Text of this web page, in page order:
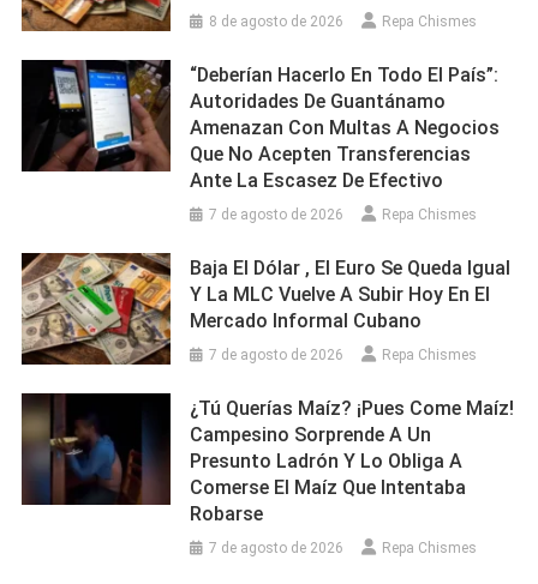
8 de agosto de 2026 Repa Chismes
“Deberían Hacerlo En Todo El País”:
Autoridades De Guantánamo
Amenazan Con Multas A Negocios
Que No Acepten Transferencias
Ante La Escasez De Efectivo
7 de agosto de 2026 Repa Chismes
Baja El Dólar , El Euro Se Queda Igual
Y La MLC Vuelve A Subir Hoy En El
Mercado Informal Cubano
7 de agosto de 2026 Repa Chismes
¿Tú Querías Maíz? ¡Pues Come Maíz!
Campesino Sorprende A Un
Presunto Ladrón Y Lo Obliga A
Comerse El Maíz Que Intentaba
Robarse
7 de agosto de 2026 Repa Chismes